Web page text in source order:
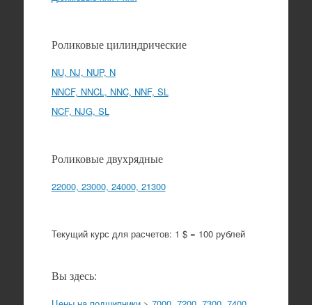
Роликовые цилиндрические
NU, NJ, NUP, N
NNCF, NNCL, NNC, NNF, SL
NCF, NJG, SL
Роликовые двухрядные
22000, 23000, 24000, 21300
Текущий курс для расчетов: 1 $ = 100 рублей
Вы здесь: